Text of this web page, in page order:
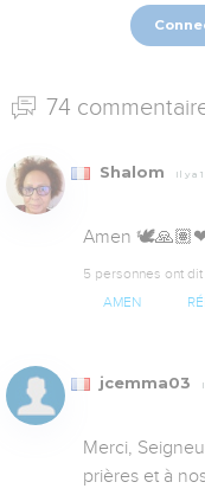
74
Shalom Il y a
Amen
5 personnes ont dit
AMEN
jcemma03
Merci,
prières et à